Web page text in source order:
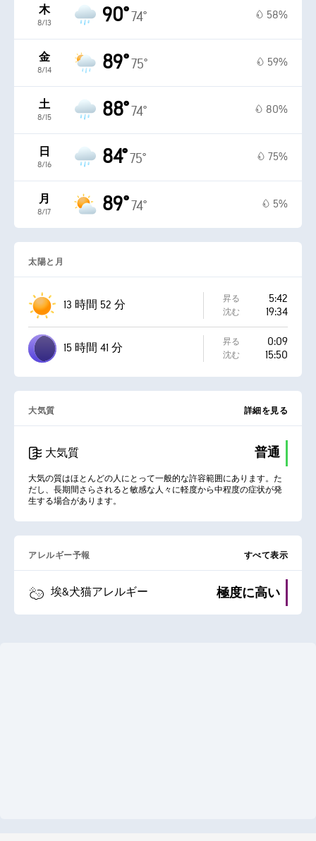
木
8/13 90°74° 58%
金
8/14 89°75° 59%
土
8/15 88°74° 80%
日
8/16 84°75° 75%
月
8/17 89°74° 5%
太陽と月
13 時間 52 分 昇る 5:42
沈む 19:34
15 時間 41 分 昇る 0:09
沈む 15:50
大気質 詳細を見る
大気質 普通
大気の質はほとんどの人にとって一般的な許容範囲にあります。た
だし、長期間さらされると敏感な人々に軽度から中程度の症状が発
生する場合があります。
アレルギー予報 すべて表示
埃&犬猫アレルギー 極度に高い